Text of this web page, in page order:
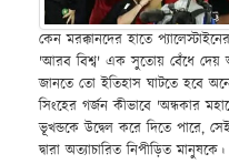
কেন মরক্কানদের হাতে
'আরব বিশ্ব' এক সুতোয় বেঁধে দেয়
জানতে তো ইতিহাস ঘাটতে হবে
সিংহের গর্জন কীভাবে 'অন্ধকার
ভূখন্ডকে উদ্বেল করে দিতে পারে, সেই
দ্বারা অত্যাচারিত নিপীড়িত মানুষকে।